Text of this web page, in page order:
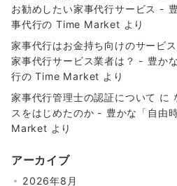
お勧めしたい家事代行サービス -
事代行の Time Market より
家事代行はお金持ち向けのサービス
家事代行サービス業者は？ - 豊か
行の Time Market より
家事代行管理士の認証について に
スをはじめたのか - 豊かな「自由
Market より
アーカイブ
2026年8月